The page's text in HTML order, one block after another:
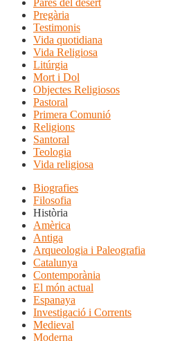
Pares del desert
Pregària
Testimonis
Vida quotidiana
Vida Religiosa
Litúrgia
Mort i Dol
Objectes Religiosos
Pastoral
Primera Comunió
Religions
Santoral
Teologia
Vida religiosa
Biografies
Filosofia
Història
Amèrica
Antiga
Arqueologia i Paleografia
Catalunya
Contemporània
El món actual
Espanaya
Investigació i Corrents
Medieval
Moderna